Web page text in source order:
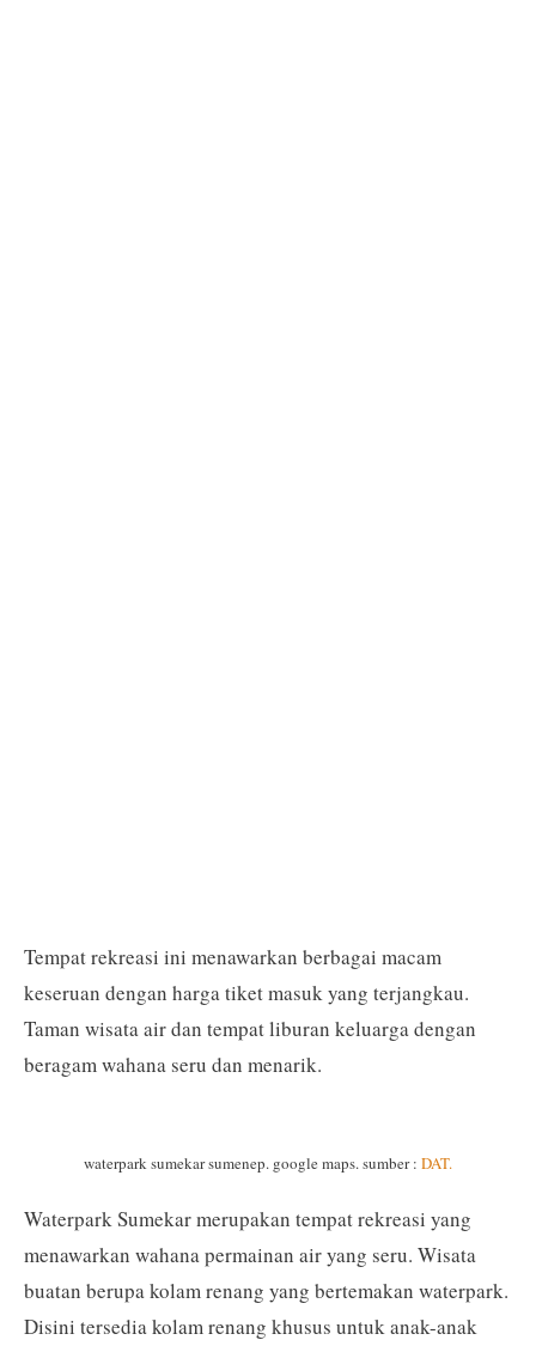
Tempat rekreasi ini menawarkan berbagai macam
keseruan dengan harga tiket masuk yang terjangkau.
Taman wisata air dan tempat liburan keluarga dengan
beragam wahana seru dan menarik.
waterpark sumekar sumenep. google maps. sumber : DAT.
Waterpark Sumekar merupakan tempat rekreasi yang
menawarkan wahana permainan air yang seru. Wisata
buatan berupa kolam renang yang bertemakan waterpark.
Disini tersedia kolam renang khusus untuk anak-anak